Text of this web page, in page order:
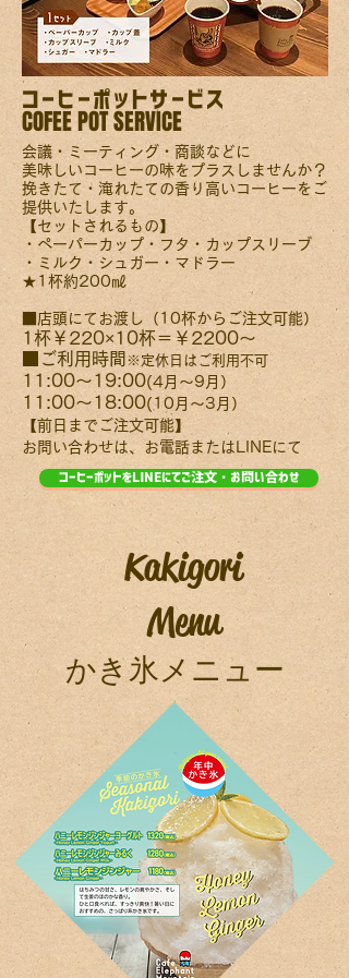
コーヒーポットサービス
COFEE POT SERVICE
会議・ミーティング・商談などに
美味しいコーヒーの味をプラスしませんか？
​挽きたて・淹れたての香り高いコーヒーをご
提供いたします。
【セットされるもの】
・ペーパーカップ・フタ・カップスリーブ
・ミルク・シュガー・マドラー
★1杯約200㎖
■店頭にてお渡し（10杯からご注文可能）
​1杯￥220×10杯＝￥2200～
■ご利用時間 ※定休日はご利用不可
​11:00～19:00(4月～9月）
​11:00～18:00(10月～3月）
​【前日までご注文可能】
お問い合わせは、お電話またはLINEにて
コーヒーポットをLINEにてご注文・お問い合わせ
Kakigori
Menu
​かき氷メニュー